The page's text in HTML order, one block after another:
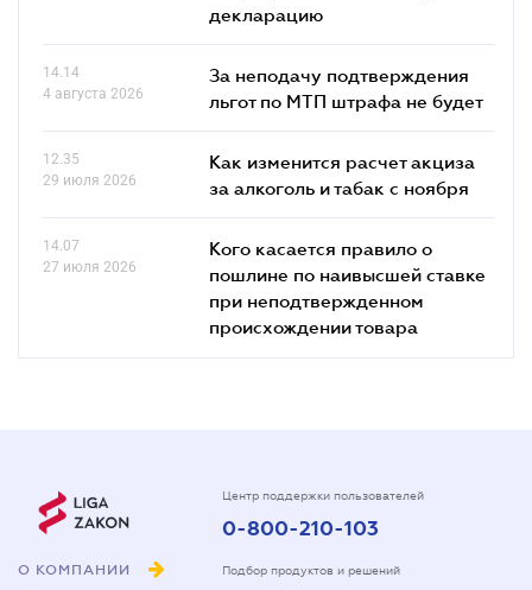
декларацию
14.14
4 августа 2026
За неподачу подтверждения
льгот по МТП штрафа не будет
12.35
29 июля 2026
Как изменится расчет акциза
за алкоголь и табак с ноября
14.07
27 июля 2026
Кого касается правило о
пошлине по наивысшей ставке
при неподтвержденном
происхождении товара
О КОМПАНИИ
Центр поддержки пользователей
0-800-210-103
Подбор продуктов и решений